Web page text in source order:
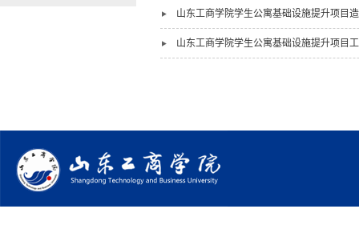
山东工商学院学生公寓基础设施提升项目
山东工商学院学生公寓基础设施提升项目